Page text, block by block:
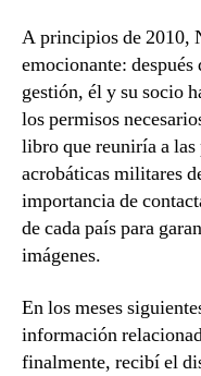
A principios de 2010,
emocionante:
gestión, él y su socio
los permisos
libro que reuniría a
acrobáticas militares
importancia de
de cada país para
imágenes.
En los meses
información
finalmente, recibí el